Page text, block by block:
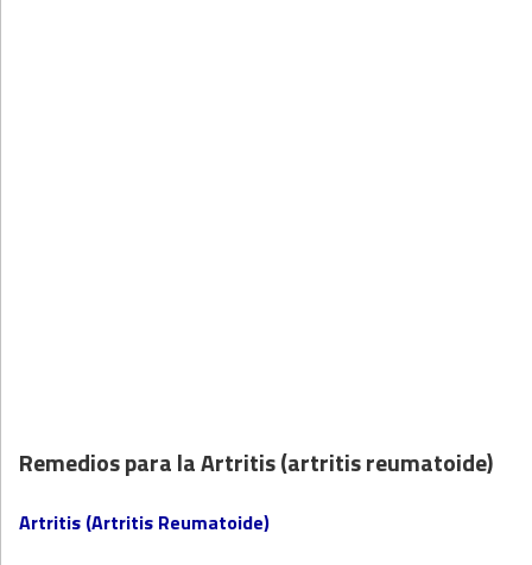
Remedios para la Artritis (artritis reumatoide)
Artritis (Artritis Reumatoide)